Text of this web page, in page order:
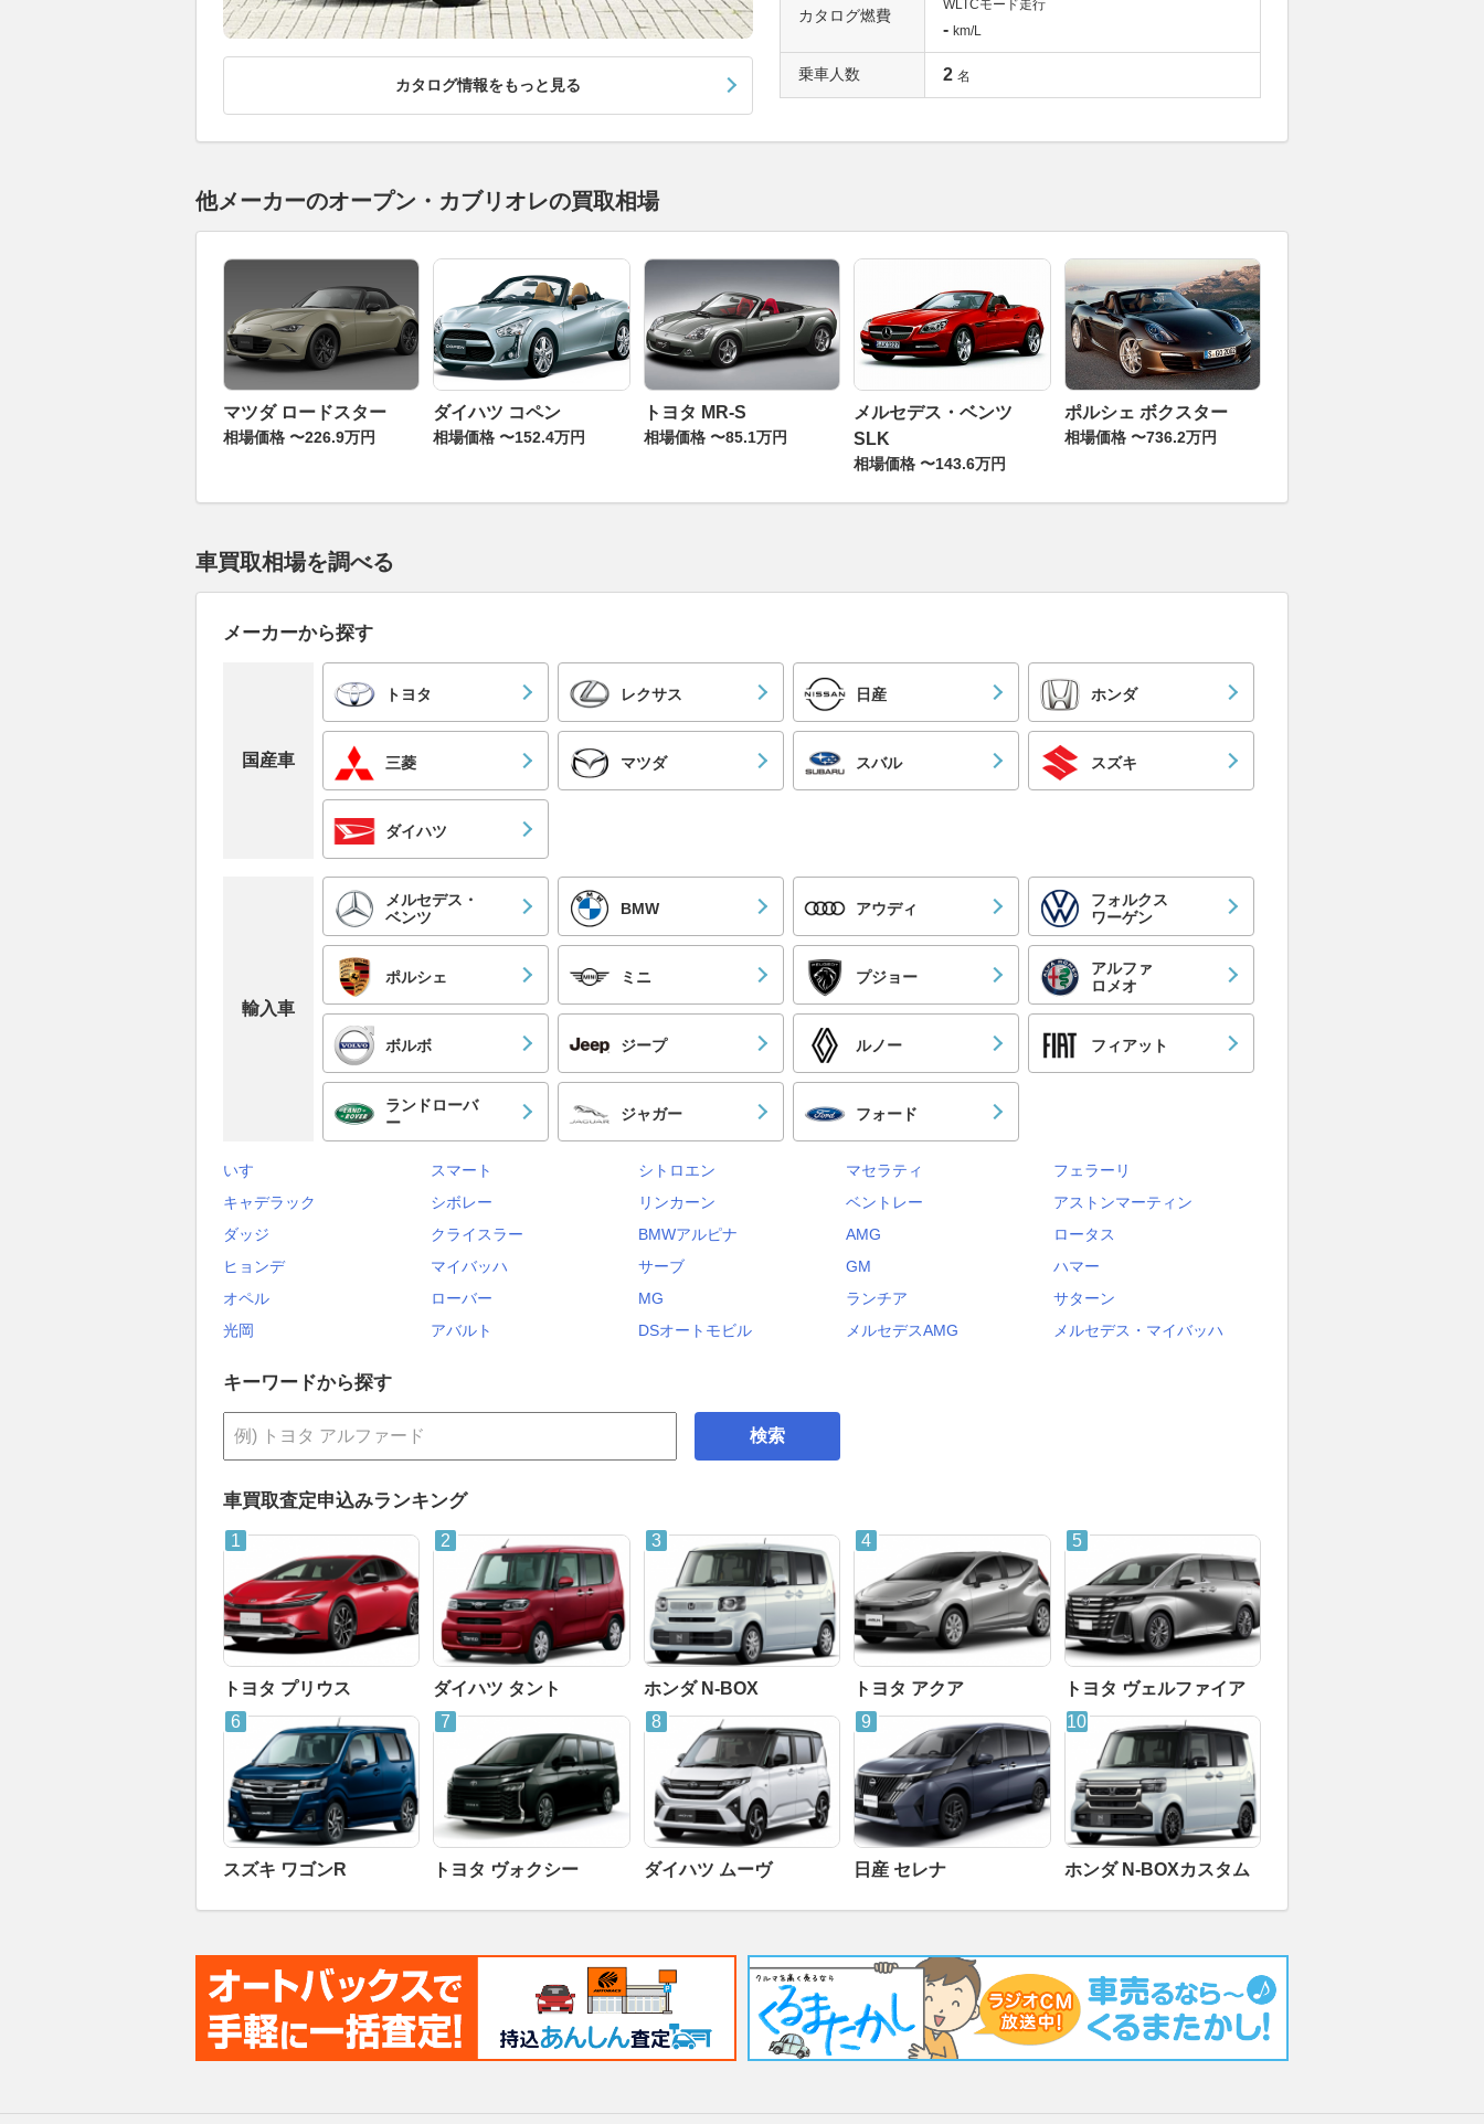
カタログ情報をもっと見る
カタログ燃費
WLTCモード走行
- km/L
乗車人数 2 名
他メーカーのオープン・カブリオレの買取相場
マツダ ロードスター
相場価格 〜226.9万円
ダイハツ コペン
相場価格 〜152.4万円
トヨタ MR-S
相場価格 〜85.1万円
メルセデス・ベンツ
SLK
相場価格 〜143.6万円
ポルシェ ボクスター
相場価格 〜736.2万円
車買取相場を調べる
メーカーから探す
国産車
トヨタ レクサス 日産 ホンダ
三菱 マツダ スバル スズキ
ダイハツ
輸入車
メルセデス・
ベンツ
BMW アウディ
フォルクス
ワーゲン
ポルシェ ミニ プジョー
アルファ
ロメオ
ボルボ ジープ ルノー フィアット
ランドローバ
ー
ジャガー フォード
いすゞ スマート シトロエン マセラティ
フェラーリ
キャデラック
シボレー リンカーン ベントレー
アストンマーティン
ダッジ
クライスラー BMWアルピナ AMG
ロータス
ヒョンデ
マイバッハ サーブ GM
ハマー
オペル
ローバー MG ランチア
サターン
光岡
アバルト DSオートモビル メルセデスAMG メルセデス・マイバッハ
キーワードから探す
検索
車買取査定申込みランキング
トヨタ プリウス ダイハツ タント ホンダ N-BOX トヨタ アクア トヨタ ヴェルファイア
スズキ ワゴンR トヨタ ヴォクシー ダイハツ ムーヴ 日産 セレナ ホンダ N-BOXカスタム